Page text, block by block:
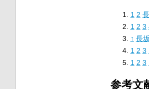
1 2
1 2 3
↑ 長
1 2 3
1 2 3
参考文